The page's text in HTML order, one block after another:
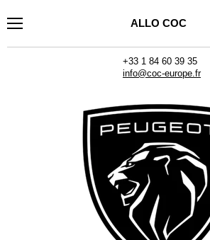
ALLO COC
+33 1 84 60 39 35
info@coc-europe.fr